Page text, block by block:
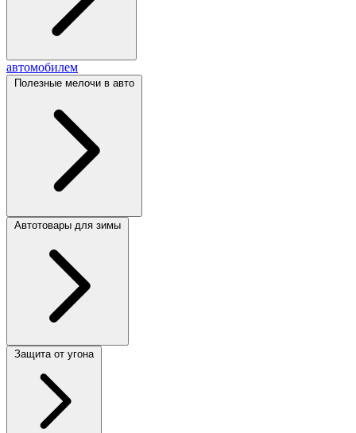
автомобилем
Полезные мелочи в авто
Автотовары для зимы
Защита от угона